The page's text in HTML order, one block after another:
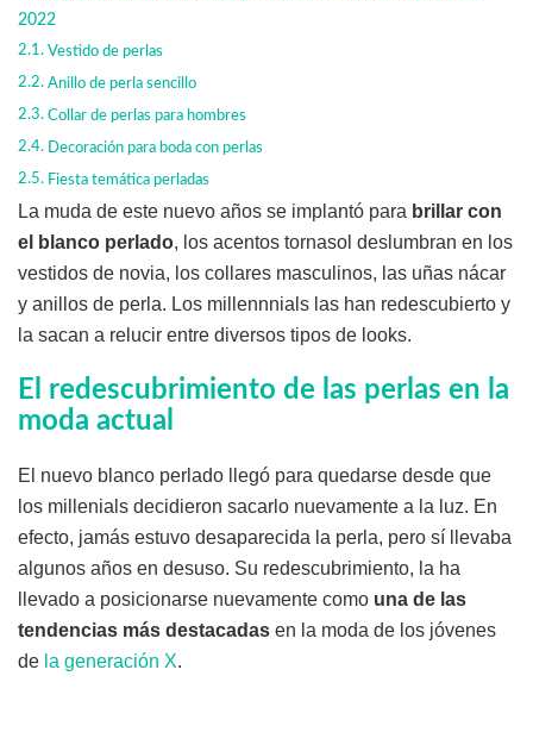
2022
Vestido de perlas
Anillo de perla sencillo
Collar de perlas para hombres
Decoración para boda con perlas
Fiesta temática perladas
La muda de este nuevo años se implantó para brillar con
el blanco perlado, los acentos tornasol deslumbran en los
vestidos de novia, los collares masculinos, las uñas nácar
y anillos de perla. Los millennnials las han redescubierto y
la sacan a relucir entre diversos tipos de looks.
El redescubrimiento de las perlas en la
moda actual
El nuevo blanco perlado llegó para quedarse desde que
los millenials decidieron sacarlo nuevamente a la luz. En
efecto, jamás estuvo desaparecida la perla, pero sí llevaba
algunos años en desuso. Su redescubrimiento, la ha
llevado a posicionarse nuevamente como una de las
tendencias más destacadas en la moda de los jóvenes
de la generación X.